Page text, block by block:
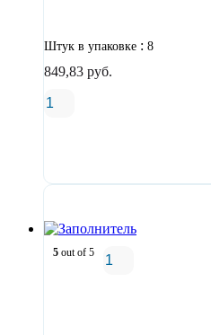
Штук в упаковке : 8
849,83 руб.
5 out of 5